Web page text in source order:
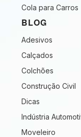
Cola para Carros
BLOG
Adesivos
Calçados
Colchões
Construção Civil
Dicas
Indústria
Moveleiro